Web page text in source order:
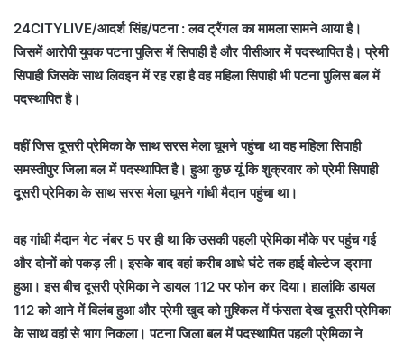
24CITYLIVE/आदर्श सिंह/पटना : लव ट्रैंगल का मामला सामने आया है।
जिसमें आरोपी युवक पटना पुलिस में सिपाही है और पीसीआर में पदस्थापित है। प्रेमी
सिपाही जिसके साथ लिवइन में रह रहा है वह महिला सिपाही भी पटना पुलिस बल में
पदस्थापित है।
वहीं जिस दूसरी प्रेमिका के साथ सरस मेला घूमने पहुंचा था वह महिला सिपाही
समस्तीपुर जिला बल में पदस्थापित है। हुआ कुछ यूं कि शुक्रवार को प्रेमी सिपाही
दूसरी प्रेमिका के साथ सरस मेला घूमने गांधी मैदान पहुंचा था।
वह गांधी मैदान गेट नंबर 5 पर ही था कि उसकी पहली प्रेमिका मौके पर पहुंच गई
और दोनों को पकड़ ली। इसके बाद वहां करीब आधे घंटे तक हाई वोल्टेज ड्रामा
हुआ। इस बीच दूसरी प्रेमिका ने डायल 112 पर फोन कर दिया। हालांकि डायल
112 को आने में विलंब हुआ और प्रेमी खुद को मुश्किल में फंसता देख दूसरी प्रेमिका
के साथ वहां से भाग निकला। पटना जिला बल में पदस्थापित पहली प्रेमिका ने